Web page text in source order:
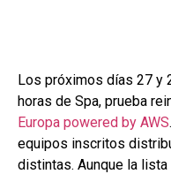
Los próximos días 27 y
horas de Spa, prueba
Europa powered by AWS
equipos inscritos
distintas. Aunque la